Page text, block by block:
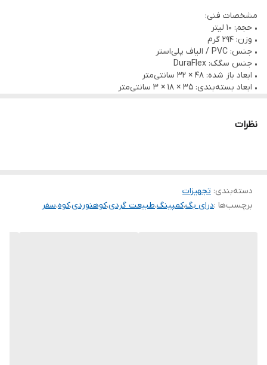
نفوذ آب و گرد و غبار کاملاً محافظت شده باقی بمانند. با طراحی سبک،
قابل شستشو و رنگ‌بندی متنوع، همراهی ایده‌آل برای برنامه‌های
طبیعت‌گردی شما خواهد بود.
⸻
ویژگی‌های محصول:
دارای درب رولی با قفل دوطرفه برای جلوگیری از نفوذ آب
کاملاً ضدآب، مقاوم در برابر سایش و گرد و غبار
قابل شستشو و به‌راحتی تمیز می‌شود
مشخصات فنی:
• حجم: 10 لیتر
• وزن: 294 گرم
• جنس: PVC / الیاف پلی‌استر
• جنس سگک: DuraFlex
• ابعاد باز شده: 48 × 32 سانتی‌متر
• ابعاد بسته‌بندی: 35 × 18 × 3 سانتی‌متر
نظرات
دسته‌بندی: تجهیزات
برچسب‌ها :درای بگ،کمپینگ،طبیعت گردی،کوهنوردی،کوه،سفر